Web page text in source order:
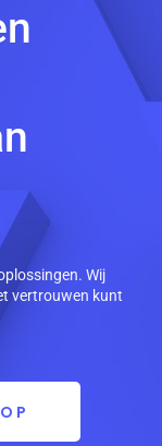
Wij
vertrouwen kunt